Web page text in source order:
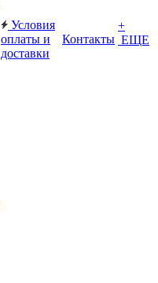
Условия
оплаты и
доставки
Контакты
+
ЕЩЕ